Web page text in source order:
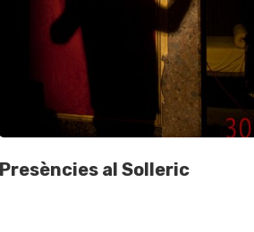
Presències al Solleric